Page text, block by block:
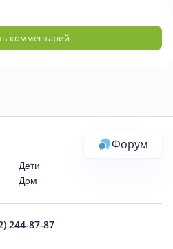
комментарий
Форум
Дети
Дом
244-87-87